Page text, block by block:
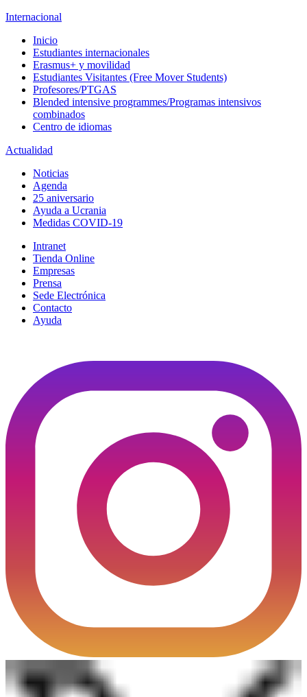
Internacional
Inicio
Estudiantes internacionales
Erasmus+ y movilidad
Estudiantes Visitantes (Free Mover Students)
Profesores/PTGAS
Blended intensive programmes/Programas intensivos
combinados
Centro de idiomas
Actualidad
Noticias
Agenda
25 aniversario
Ayuda a Ucrania
Medidas COVID-19
Intranet
Tienda Online
Empresas
Prensa
Sede Electrónica
Contacto
Ayuda